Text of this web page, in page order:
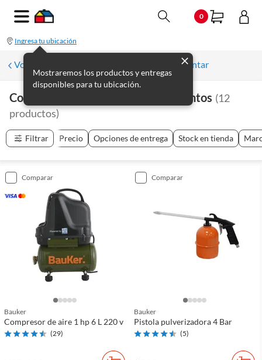
0
Ingresa tu ubicación
Mostraremos los productos y entregas
disponibles para tu ubicación.
Volver a Accesorios y Complementos para pintar
Compresores De Aire Y Complementos (12
productos)
Filtrar Precio Opciones de entrega Stock en tienda
comparar
Bauker
Compresor de aire 1 hp 6 L 220 v
(29)
comparar
Bauker
Pistola pulverizadora 4 Bar
(5)